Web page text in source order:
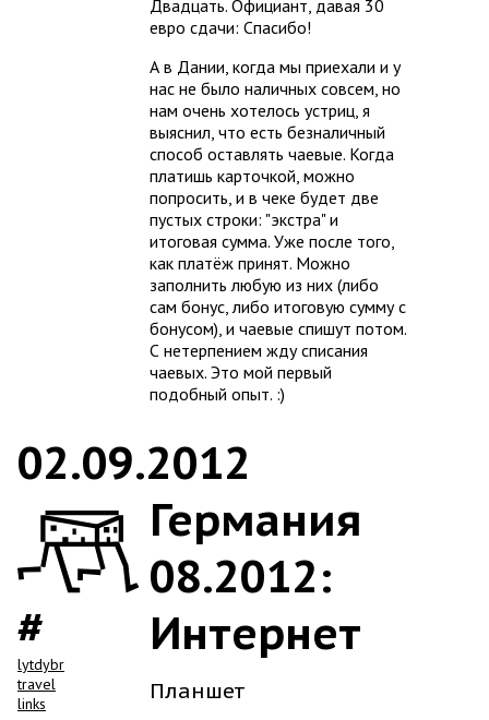
Двадцать. Официант, давая 30
евро сдачи: Спасибо!
А в Дании, когда мы приехали и у
нас не было наличных совсем, но
нам очень хотелось устриц, я
выяснил, что есть безналичный
способ оставлять чаевые. Когда
платишь карточкой, можно
попросить, и в чеке будет две
пустых строки: "экстра" и
итоговая сумма. Уже после того,
как платёж принят. Можно
заполнить любую из них (либо
сам бонус, либо итоговую сумму с
бонусом), и чаевые спишут потом.
С нетерпением жду списания
чаевых. Это мой первый
подобный опыт. :)
lytdybr
travel
links
02.09.2012
Германия
08.2012:
Интернет
Планшет